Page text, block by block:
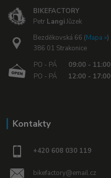
BIKEFACTORY
Petr LangiJůzek
Bezděkovská 66 (Mapa »)
386 01 Strakonice
PO - PÁ
09:00 - 11:00
PO - PÁ
12:00 - 17:00
Kontakty
+420 608 030 119
bikefactory@email.cz